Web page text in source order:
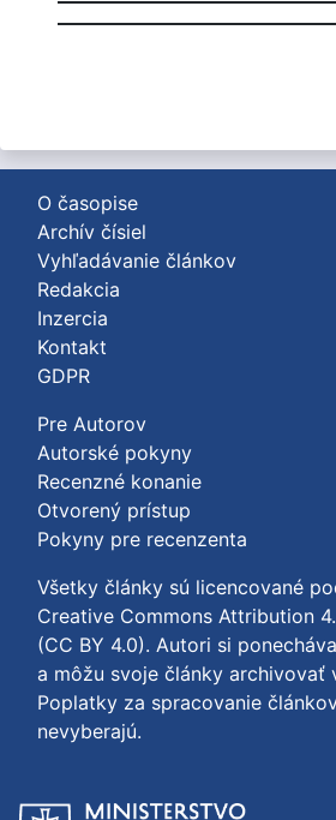
O časopise
Archív čísiel
Vyhľadávanie článkov
Redakcia
Inzercia
Kontakt
GDPR
Pre Autorov
Autorské pokyny
Recenzné konanie
Otvorený prístup
Pokyny pre recenzenta
Všetky články sú licencované
Creative Commons Attribution
(CC BY 4.0). Autori si
a môžu svoje články archivovať
Poplatky za spracovanie
nevyberajú.